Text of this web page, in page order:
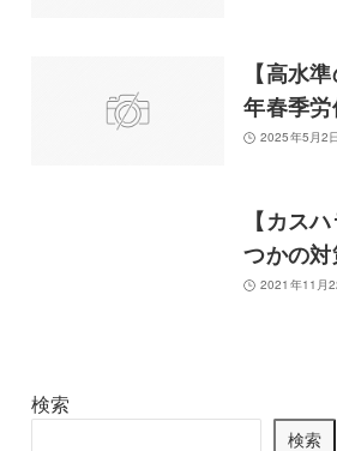
【高水
年春季
2025年5月2
【カス
つかの
2021年11月
検索
検索